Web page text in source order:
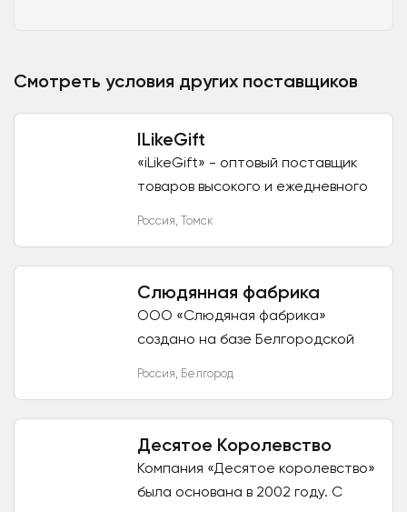
Смотреть условия других поставщиков
ILikeGift
«iLikeGift» - оптовый поставщик
товаров высокого и ежедневного
Россия, Томск
Слюдянная фабрика
ООО «Слюдяная фабрика»
создано на базе Белгородской
свою производственно-
Россия, Белгород
Десятое Королевство
Компания «Десятое королевство»
была основана в 2002 году. С